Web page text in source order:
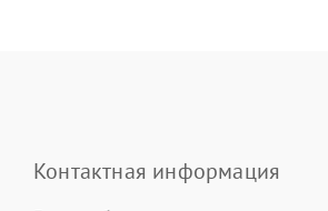
Контактная информация